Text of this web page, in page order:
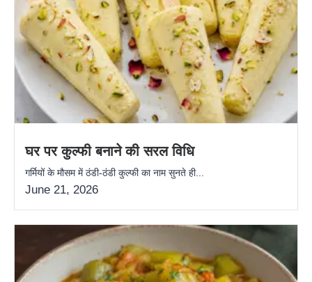
घर पर कुल्फी बनाने की सरल विधि
गर्मियों के मौसम में ठंडी-ठंडी कुल्फी का नाम सुनते ही...
June 21, 2026